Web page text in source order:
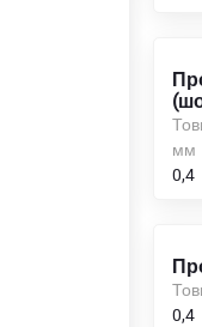
мм
0,4
0,4